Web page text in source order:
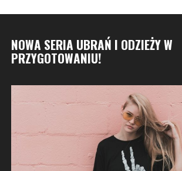
NOWA SERIA UBRAŃ I ODZIEŻY W
PRZYGOTOWANIU!